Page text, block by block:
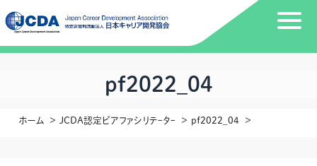
pf2022_04
ホーム JCDA認定ピアファシリテｰタｰ pf2022_04